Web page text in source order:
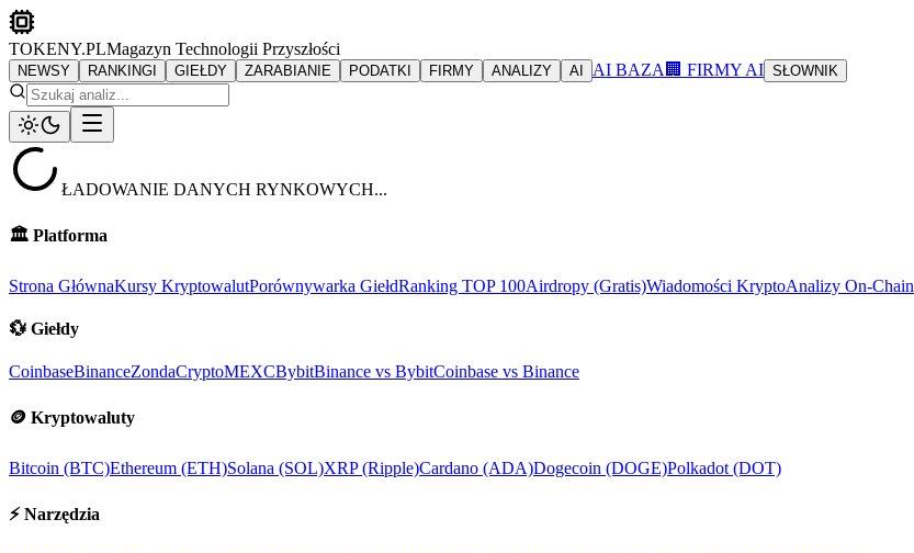
TOKENY.PLMagazyn Technologii Przyszłości
NEWSY RANKINGI GIEŁDY ZARABIANIE PODATKI FIRMY ANALIZY AI AI BAZA 🏢 FIRMY AI SŁOWNIK
ŁADOWANIE DANYCH RYNKOWYCH...
🏛️ Platforma
Strona GłównaKursy KryptowalutPorównywarka GiełdRanking TOP 100Airdropy (Gratis)Wiadomości KryptoAnalizy On-Chain
💱 Giełdy
CoinbaseBinanceZondaCryptoMEXCBybitBinance vs BybitCoinbase vs Binance
🪙 Kryptowaluty
Bitcoin (BTC)Ethereum (ETH)Solana (SOL)XRP (Ripple)Cardano (ADA)Dogecoin (DOGE)Polkadot (DOT)
⚡ Narzędzia